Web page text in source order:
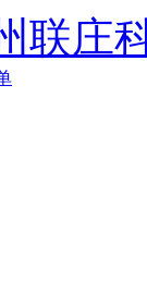
联庄